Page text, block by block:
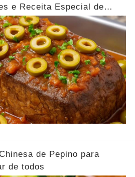
e Receita Especial de
de Pepino para
de todos